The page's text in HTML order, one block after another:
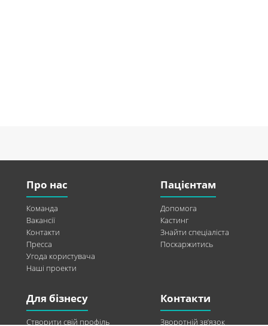
Про нас
Команда
Вакансії
Контакти
Пресса
Угода користувача
Наші проекти
Пацієнтам
Допомога
Кастинг
Знайти спеціаліста
Поскаржитись
Для бізнесу
Створити свій профіль
Контакти
Зворотній зв’язок